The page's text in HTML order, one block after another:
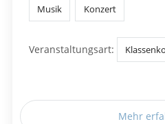
Musik Konzert
Veranstaltungsart:
Mehr